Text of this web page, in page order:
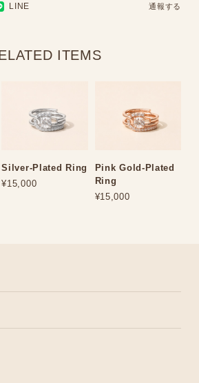
LINE 通報する
ITEMS
Silver-Plated Ring
¥15,000
Pink Gold-Plated
Ring
¥15,000